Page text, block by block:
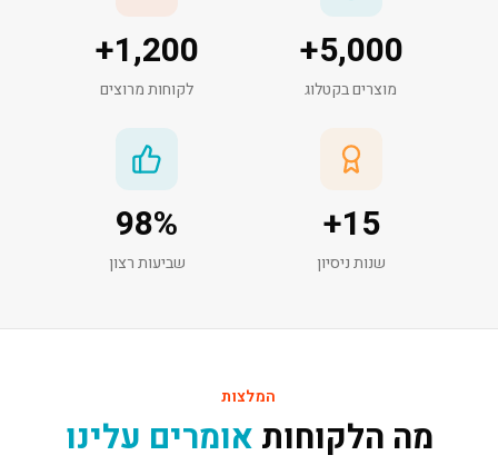
5,000
+
מוצרים בקטלוג
1,200
+
לקוחות מרוצים
15
+
שנות ניסיון
98%
שביעות רצון
המלצות
מה הלקוחות אומרים עלינו